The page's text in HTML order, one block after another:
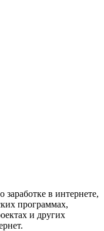
в интернете,
программах,
и других